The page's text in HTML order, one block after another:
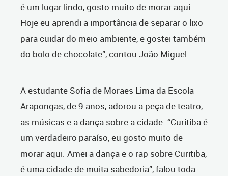
é um lugar lindo, gosto muito de morar aqui.
Hoje eu aprendi a importância de separar o lixo
para cuidar do meio ambiente, e gostei também
do bolo de chocolate”, contou João Miguel.
A estudante Sofia de Moraes Lima da Escola
Arapongas, de 9 anos, adorou a peça de teatro,
as músicas e a dança sobre a cidade. “Curitiba é
um verdadeiro paraíso, eu gosto muito de
morar aqui. Amei a dança e o rap sobre Curitiba,
é uma cidade de muita sabedoria”, falou toda